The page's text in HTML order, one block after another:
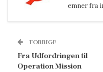
emner fra
FORRIGE
Fra Udfordringen til
Operation Mission